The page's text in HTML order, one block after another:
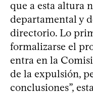
que a esta altura
departamental y
directorio. Lo
formalizarse el
entra en la
de la expulsión,
conclusiones”,